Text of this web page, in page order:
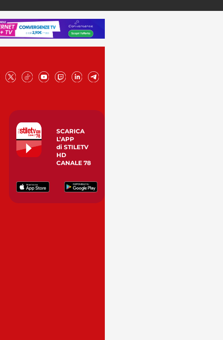
SCARICA
L’APP
di STILETV
HD
CANALE 78